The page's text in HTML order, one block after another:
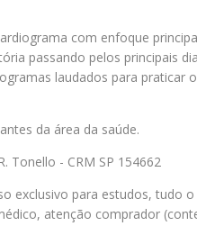
com enfoque
passando pelos principais
laudados para praticar
da área da saúde.
Tonello - CRM SP 154662
exclusivo para estudos, tudo
atenção comprador